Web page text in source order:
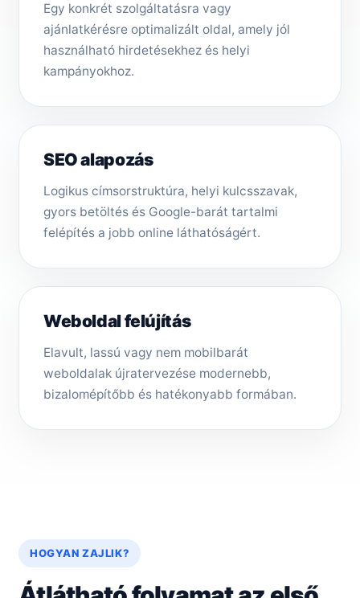
Egy konkrét szolgáltatásra vagy
ajánlatkérésre optimalizált oldal, amely jól
használható hirdetésekhez és helyi
kampányokhoz.
SEO alapozás
Logikus címsorstruktúra, helyi kulcsszavak,
gyors betöltés és Google-barát tartalmi
felépítés a jobb online láthatóságért.
Weboldal felújítás
Elavult, lassú vagy nem mobilbarát
weboldalak újratervezése modernebb,
bizalomépítőbb és hatékonyabb formában.
HOGYAN ZAJLIK?